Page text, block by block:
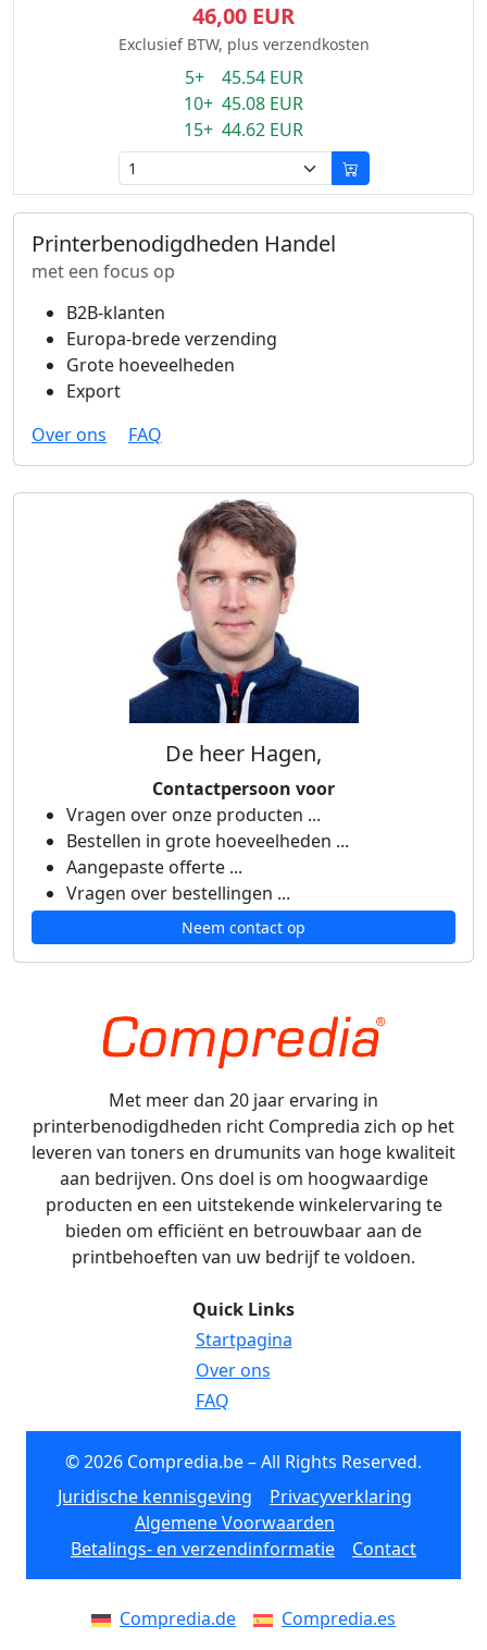
46,00 EUR
Exclusief BTW, plus verzendkosten
5+ 45.54 EUR
10+ 45.08 EUR
15+ 44.62 EUR
Printerbenodigdheden Handel
met een focus op
B2B-klanten
Europa-brede verzending
Grote hoeveelheden
Export
Over ons
FAQ
De heer Hagen,
Contactpersoon voor
Vragen over onze producten ...
Bestellen in grote hoeveelheden ...
Aangepaste offerte ...
Vragen over bestellingen ...
Neem contact op
Met meer dan 20 jaar ervaring in
printerbenodigdheden richt Compredia zich op het
leveren van toners en drumunits van hoge kwaliteit
aan bedrijven. Ons doel is om hoogwaardige
producten en een uitstekende winkelervaring te
bieden om efficiënt en betrouwbaar aan de
printbehoeften van uw bedrijf te voldoen.
Quick Links
Startpagina
Over ons
FAQ
© 2026 Compredia.be – All Rights Reserved.
Juridische kennisgeving
Privacyverklaring
Algemene Voorwaarden
Betalings- en verzendinformatie
Contact
Compredia.de Compredia.es